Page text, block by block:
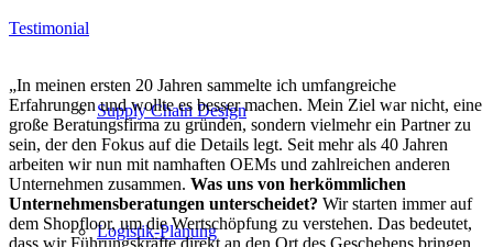
Supply Chain Design
Logistik-Planung
Testimonial
„In meinen ersten 20 Jahren sammelte ich umfangreiche
Erfahrungen und wollte es besser machen. Mein Ziel war nicht, eine
große Beratungsfirma zu gründen, sondern vielmehr ein Partner zu
sein, der den Fokus auf die Details legt. Seit mehr als 40 Jahren
arbeiten wir nun mit namhaften OEMs und zahlreichen anderen
Unternehmen zusammen. Was uns von herkömmlichen
Unternehmensberatungen unterscheidet? Wir starten immer auf
dem Shopfloor, um die Wertschöpfung zu verstehen. Das bedeutet,
dass wir Führungskräfte direkt an den Ort des Geschehens bringen